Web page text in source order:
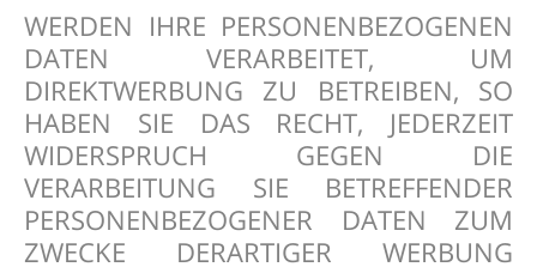
WERDEN IHRE PERSONENBEZOGENEN
DATEN VERARBEITET, UM
DIREKTWERBUNG ZU BETREIBEN, SO
HABEN SIE DAS RECHT, JEDERZEIT
WIDERSPRUCH GEGEN DIE
VERARBEITUNG SIE BETREFFENDER
PERSONENBEZOGENER DATEN ZUM
ZWECKE DERARTIGER WERBUNG